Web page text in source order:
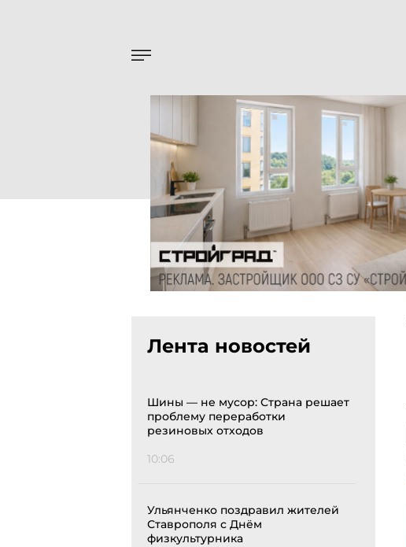
Лента новостей
Шины — не мусор: Страна решает
проблему переработки
резиновых отходов
10:06
Ульянченко поздравил жителей
Ставрополя с Днём
физкультурника